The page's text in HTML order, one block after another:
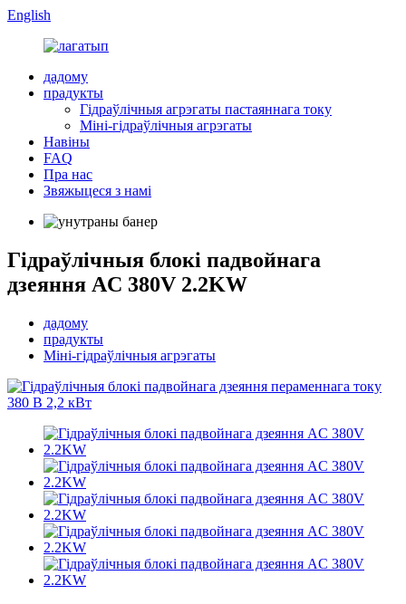
English
дадому
прадукты
Гідраўлічныя агрэгаты пастаяннага току
Міні-гідраўлічныя агрэгаты
Навіны
FAQ
Пра нас
Звяжыцеся з намі
Гідраўлічныя блокі падвойнага
дзеяння AC 380V 2.2KW
дадому
прадукты
Міні-гідраўлічныя агрэгаты